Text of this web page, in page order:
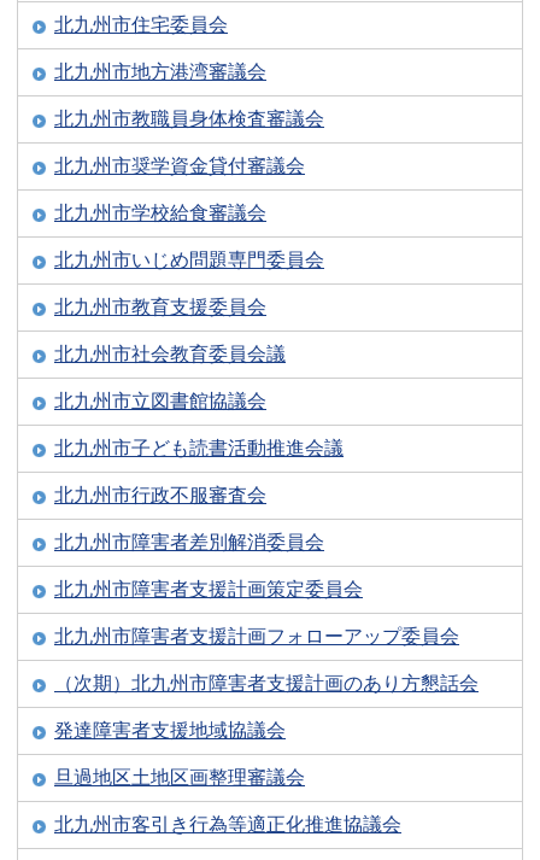
北九州市住宅委員会
北九州市地方港湾審議会
北九州市教職員身体検査審議会
北九州市奨学資金貸付審議会
北九州市学校給食審議会
北九州市いじめ問題専門委員会
北九州市教育支援委員会
北九州市社会教育委員会議
北九州市立図書館協議会
北九州市子ども読書活動推進会議
北九州市行政不服審査会
北九州市障害者差別解消委員会
北九州市障害者支援計画策定委員会
北九州市障害者支援計画フォローアップ委員会
（次期）北九州市障害者支援計画のあり方懇話会
発達障害者支援地域協議会
旦過地区土地区画整理審議会
北九州市客引き行為等適正化推進協議会